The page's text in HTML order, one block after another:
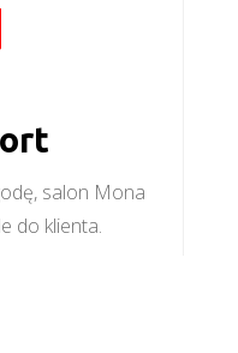
salon Mona
do klienta.